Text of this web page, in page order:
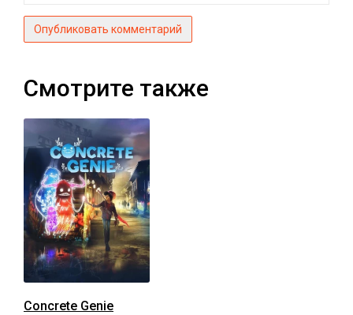
Опубликовать комментарий
Смотрите также
Concrete Genie